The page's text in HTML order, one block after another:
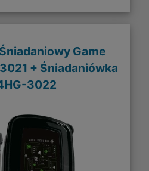
Game
+ Śniadaniówka
3022